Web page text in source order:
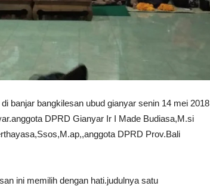
banjar bangkilesan ubud gianyar senin 14 mei 2018
DPRD Gianyar Ir I Made Budiasa,M.si
DPRD Prov.Bali
ini memilih dengan hati.judulnya satu